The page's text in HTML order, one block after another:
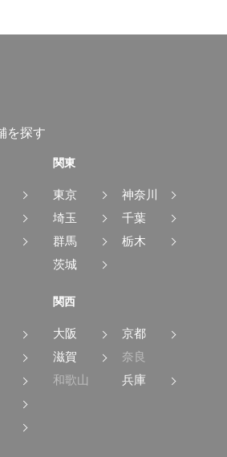
を探す
関東
東京
神奈川
埼玉
千葉
群馬
栃木
茨城
関西
大阪
京都
滋賀
奈良
和歌山
兵庫